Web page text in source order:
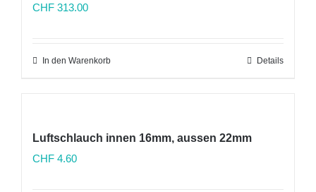
CHF 313.00
In den Warenkorb Details
Luftschlauch innen 16mm, aussen 22mm
CHF 4.60